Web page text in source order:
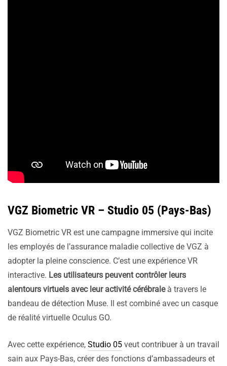
VGZ Biometric VR – Studio 05 (Pays-Bas)
VGZ Biometric VR est une campagne immersive qui incite
les employés de l’assurance maladie collective de VGZ à
adopter la pleine conscience. C’est une expérience VR
interactive. Les utilisateurs peuvent contrôler leurs
alentours virtuels avec leur activité cérébraleà travers le
bandeau de détection Muse. Il est combiné avec un casque
de réalité virtuelle Oculus GO.
Avec cette expérience, Studio 05 veut contribuer à un travail
sain aux Pays-Bas, créer des fonctions d’ambassadeurs et